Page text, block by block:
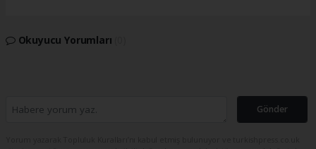
Okuyucu Yorumları
Gönder